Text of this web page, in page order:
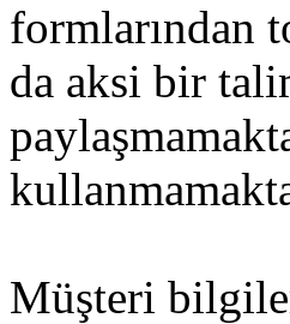
formlarından
da aksi bir
Müşteri